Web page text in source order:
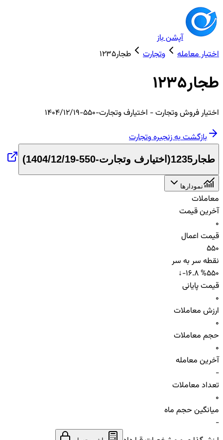
آپشن باز
اختیار معامله
وتجارت طجار1235
طجار1235
اختیارفروشوتجارت- اختیارف وتجارت-550-1404/12/19
بازگشت به زنجیرهوتجارت
طجار1235 ( اختیارف وتجارت-550-1404/12/19 )
نمودارها
معاملات
آخرین قیمت
0
قیمت اعمال
550
نقطه سر به سر
550
↓-16.8 %
قیمت پایانی
0
ارزش معاملات
0
حجم معاملات
0
آخرین معامله
-
تعداد معاملات
0
میانگین حجم ماه
-